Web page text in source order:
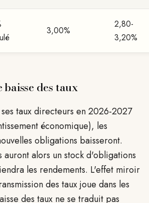
3,00%
2,80-
3,20%
des taux
ses taux directeurs en 2026-2027
économique), les
obligations baisseront.
auront alors un stock d'obligations
les rendements. L'effet miroir
des taux joue dans les
des taux ne se traduit pas